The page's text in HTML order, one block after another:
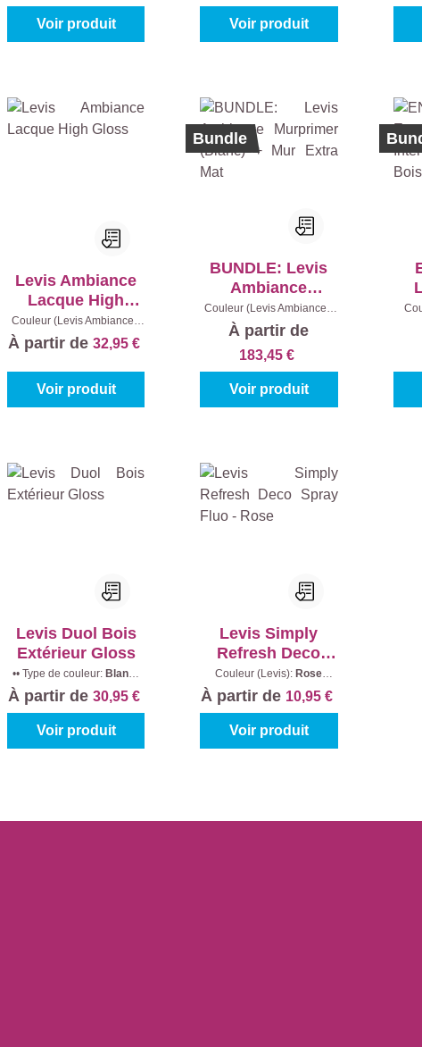
Voir produit Voir produit
Levis Ambiance
Lacque High
Gloss
Couleur (Levis Ambiance):
0,75 l
À partir de32,95 €
Voir produit
Bundle
BUNDLE: Levis
Ambiance
Murprimer
(Blanc) + Mur
Extra Mat
Couleur (Levis Ambiance):
0001 - Blanc
l + 2,5 l
À partir de
183,45 €
Voir produit
Levis Duol Bois
Extérieur Gloss
•• Type de couleur: Blanc|
À partir de30,95 €
Voir produit
Levis Simply
Refresh Deco
Spray Fluo - Rose
Couleur (Levis): Rose
À partir de 10,95 €
Voir produit